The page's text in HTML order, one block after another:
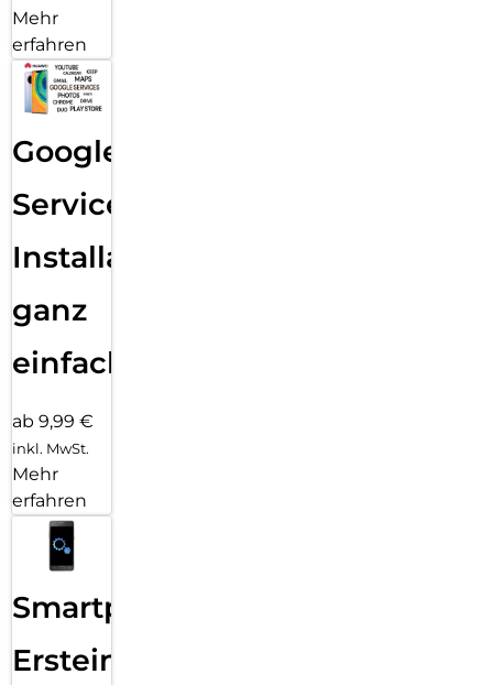
Mehr
erfahren
Google
Services
Installation
ganz
einfach
ab 9,99 €
inkl. MwSt.
Mehr
erfahren
Smartphone
Ersteinrichtung